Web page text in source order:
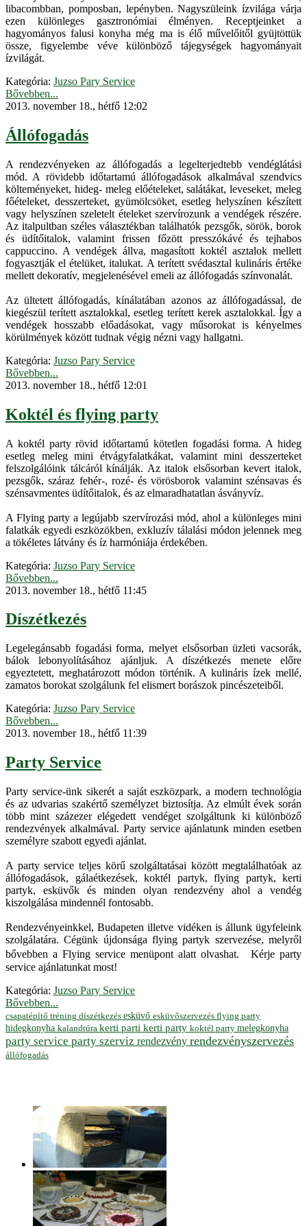
libacombban, pomposban, lepényben. Nagyszüleink ízvilága várja
ezen különleges gasztronómiai élményen. Receptjeinket a
hagyományos falusi konyha még ma is élő művelőitől gyüjtöttük
össze, figyelembe véve különböző tájegységek hagyományait
ízvilágát.
Kategória: Juzso Pary Service
Bővebben...
2013. november 18., hétfő 12:02
Állófogadás
A rendezvényeken az állófogadás a legelterjedtebb vendéglátási
mód. A rövidebb időtartamú állófogadások alkalmával szendvics
költeményeket, hideg- meleg előételeket, salátákat, leveseket, meleg
főételeket, desszerteket, gyümölcsöket, esetleg helyszínen készített
vagy helyszínen szeletelt ételeket szervírozunk a vendégek részére.
Az italpultban széles választékban találhatók pezsgők, sörök, borok
és üdítőitalok, valamint frissen főzött presszókávé és tejhabos
cappuccino. A vendégek állva, magasított koktél asztalok mellett
fogyasztják el ételüket, italukat. A terített svédasztal kulináris értéke
mellett dekoratív, megjelenésével emeli az állófogadás színvonalát.
Az ültetett állófogadás, kínálatában azonos az állófogadással, de
kiegészül terített asztalokkal, esetleg terített kerek asztalokkal. Így a
vendégek hosszabb előadásokat, vagy műsorokat is kényelmes
körülmények között tudnak végig nézni vagy hallgatni.
Kategória: Juzso Pary Service
Bővebben...
2013. november 18., hétfő 12:01
Koktél és flying party
A koktél party rövid időtartamú kötetlen fogadási forma. A hideg
esetleg meleg mini étvágyfalatkákat, valamint mini desszerteket
felszolgálóink tálcáról kínálják. Az italok elsősorban kevert italok,
pezsgők, száraz fehér-, rozé- és vörösborok valamint szénsavas és
szénsavmentes üdítőitalok, és az elmaradhatatlan ásványvíz.
A Flying party a legújabb szervírozási mód, ahol a különleges mini
falatkák egyedi eszközökben, exkluzív tálalási módon jelennek meg
a tökéletes látvány és íz harmóniája érdekében.
Kategória: Juzso Pary Service
Bővebben...
2013. november 18., hétfő 11:45
Díszétkezés
Legelegánsabb fogadási forma, melyet elsősorban üzleti vacsorák,
bálok lebonyolításához ajánljuk. A díszétkezés menete előre
egyeztetett, meghatározott módon történik. A kulináris ízek mellé,
zamatos borokat szolgálunk fel elismert borászok pincészeteiből.
Kategória: Juzso Pary Service
Bővebben...
2013. november 18., hétfő 11:39
Party Service
Party service-ünk sikerét a saját eszközpark, a modern technológia
és az udvarias szakértő személyzet biztosítja. Az elmúlt évek során
több mint százezer elégedett vendéget szolgáltunk ki különböző
rendezvények alkalmával. Party service ajánlatunk minden esetben
személyre szabott egyedi ajánlat.
A party service teljes körű szolgáltatásai között megtalálhatóak az
állófogadások, gálaétkezések, koktél partyk, flying partyk, kerti
partyk, esküvők és minden olyan rendezvény ahol a vendég
kiszolgálása mindennél fontosabb.
Rendezvényeinkkel, Budapeten illetve vidéken is állunk ügyfeleink
szolgálatára. Cégünk újdonsága flying partyk szervezése, melyről
bővebben a Flying service menüpont alatt olvashat. Kérje party
service ajánlatunkat most!
Kategória: Juzso Pary Service
Bővebben...
csapatépítő tréning díszétkezés esküvő esküvőszervezés flying party
hidegkonyha kalandtúra kerti parti kerti party koktél party melegkonyha
party service party szerviz rendezvény rendezvényszervezés
állófogadás